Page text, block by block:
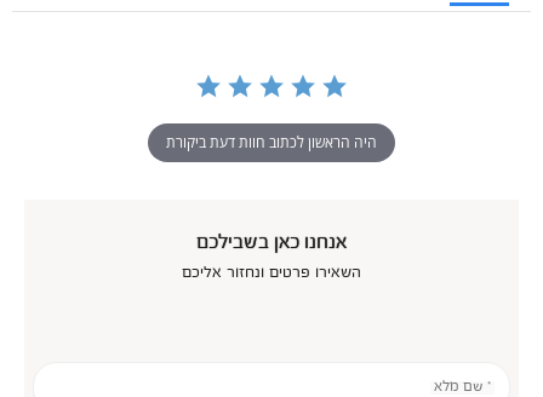
היה הראשון לכתוב חוות דעת ביקורת
אנחנו כאן בשבילכם
השאירו פרטים ונחזור אליכם
* שם מלא